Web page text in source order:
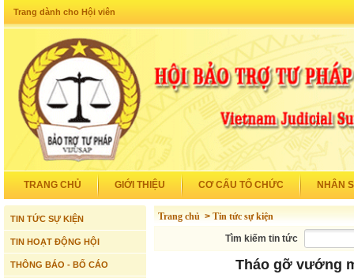
Trang dành cho Hội viên
TRANG CHỦ GIỚI THIỆU CƠ CẤU TỔ CHỨC NHÂN
TIN TỨC SỰ KIỆN
TIN HOẠT ĐỘNG HỘI
THÔNG BÁO - BỐ CÁO
Trang chủ > Tin tức sự kiện
Tìm kiếm tin tức
Tháo gỡ vướng